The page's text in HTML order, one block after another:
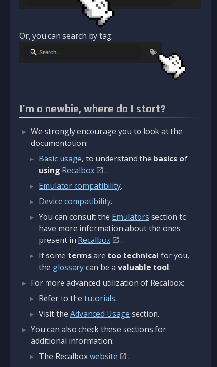
Or, you can search by tag.
I'm a newbie, where do I start?
We strongly encourage you to look at the
documentation:
Basic usage, to understand the basics of
using Recalbox
.
Emulator compatibility.
Device compatibility.
You can consult the Emulators section to
have more information about the ones
present in Recalbox
.
If some termsare too technical for you,
the glossarycan be a valuable tool.
For more advanced utilization of Recalbox:
Refer to the tutorials.
Visit the Advanced Usage section.
You can also check these sections for
additional information:
The Recalboxwebsite
.